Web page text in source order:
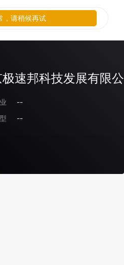
速邦科技发展有限
--
--
，请稍候再试